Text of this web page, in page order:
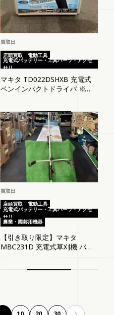
買取日
店頭買取
電動工具
充電式バッテリー・工具パーツ・アクセ
サリ
マキタ TD022DSHXB 充電式
ペンインパクトドライバ ※現
買取日
店頭買取
電動工具
充電式バッテリー・工具パーツ・アクセ
サリ
農業・園芸用機器
【引き取り限定】マキタ
MBC231D 充電式草刈機 バッ
テリ36V(3622A)×2 充電器